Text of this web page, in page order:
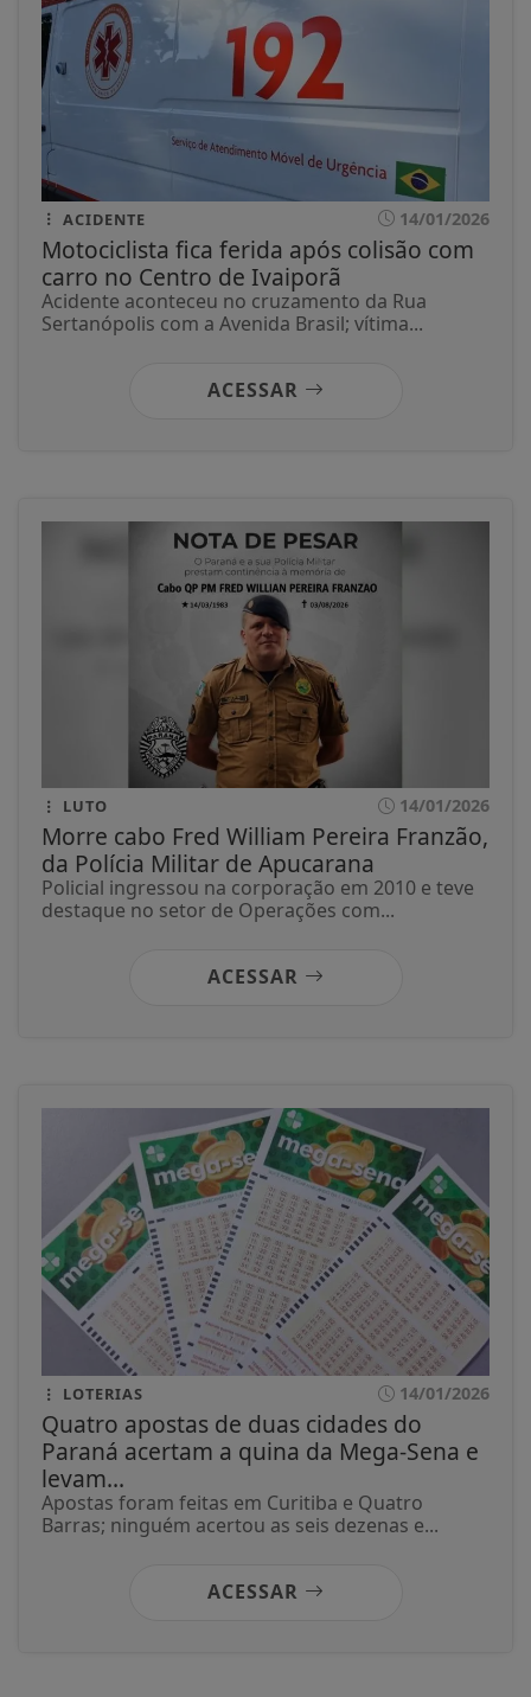
ACIDENTE 14/01/2026
Motociclista fica ferida após colisão com
carro no Centro de Ivaiporã
Acidente aconteceu no cruzamento da Rua
Sertanópolis com a Avenida Brasil; vítima...
ACESSAR
LUTO 14/01/2026
Morre cabo Fred William Pereira Franzão,
da Polícia Militar de Apucarana
Policial ingressou na corporação em 2010 e teve
destaque no setor de Operações com...
ACESSAR
LOTERIAS 14/01/2026
Quatro apostas de duas cidades do
Paraná acertam a quina da Mega-Sena e
levam...
Apostas foram feitas em Curitiba e Quatro
Barras; ninguém acertou as seis dezenas e...
ACESSAR